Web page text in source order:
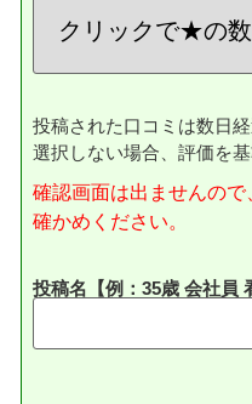
投稿された口コミは数日
選択しない場合、評価を
確認画面は出ませんの
確かめください。
投稿名【例：35歳 会社員